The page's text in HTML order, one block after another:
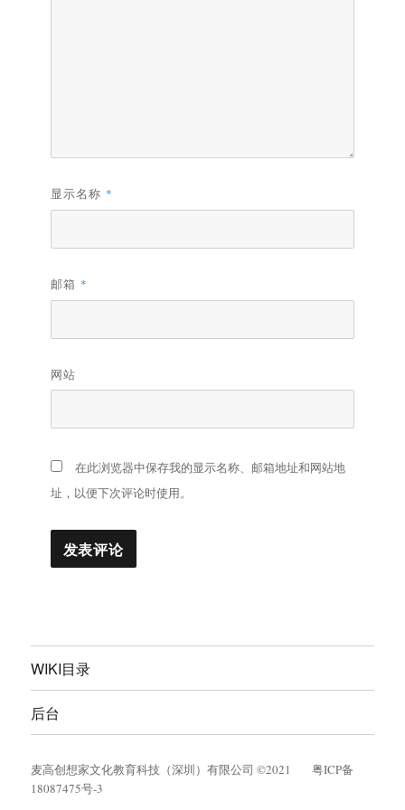
显示名称 *
邮箱 *
网站
在此浏览器中保存我的显示名称、邮箱地址和网站地
址，以便下次评论时使用。
WIKI目录
后台
麦高创想家文化教育科技（深圳）有限公司 ©2021
粤ICP备
18087475号-3